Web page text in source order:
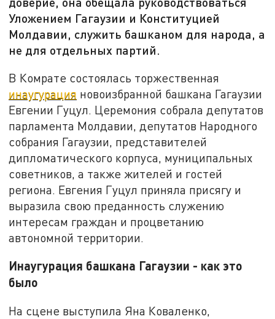
Уложением Гагаузии и Конституцией
Молдавии, служить башканом для народа, а
не для отдельных партий.
В Комрате состоялась торжественная
инаугурация новоизбранной башкана Гагаузии
Евгении Гуцул. Церемония собрала депутатов
парламента Молдавии, депутатов Народного
собрания Гагаузии, представителей
дипломатического корпуса, муниципальных
советников, а также жителей и гостей
региона. Евгения Гуцул приняла присягу и
выразила свою преданность служению
интересам граждан и процветанию
автономной территории.
Инаугурация башкана Гагаузии - как это
было
На сцене выступила Яна Коваленко,